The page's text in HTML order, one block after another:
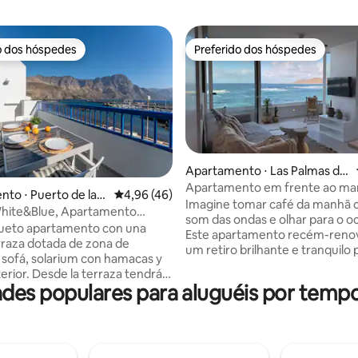
de 5, 111 avaliações
dos hóspedes
dos hóspedes
⋅ Puerto de las
4,96 de uma avaliação média de 5, 46
4,96 (46)
Apartamento
cobertura
apartamento con una
dotada de zona de
solarium con hamacas y
Desde la terraza tendrá
impresionantes a la playa y a
además de poder disfrutar
Preferido dos hóspedes
Preferido dos hóspedes
Apartamento ⋅ Las Palmas da
Gran Canária
Apartamento em frente ao
Canteras Beach View
Imagine tomar café da manhã
som das ondas e olhar para o
Este apartamento recém-
um retiro brilhante e tranquilo
oferece um espaço acolhedor
cuidado, ideal para casais ou
populares para aluguéis por